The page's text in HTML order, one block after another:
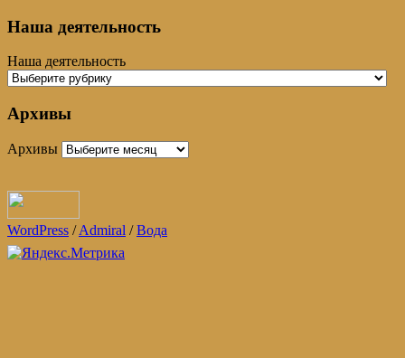
Наша деятельность
Наша деятельность
Архивы
Архивы
WordPress /Admiral /Вода